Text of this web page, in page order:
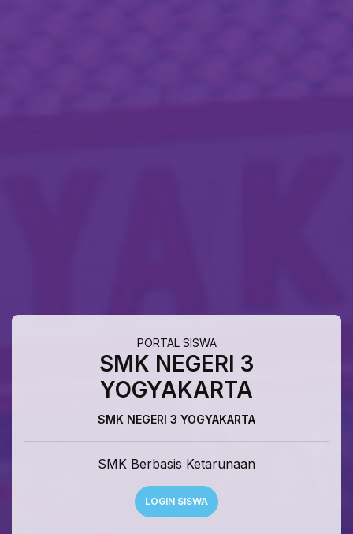
PORTAL SISWA
SMK NEGERI 3
YOGYAKARTA
SMK NEGERI 3 YOGYAKARTA
SMK Berbasis Ketarunaan
LOGIN SISWA